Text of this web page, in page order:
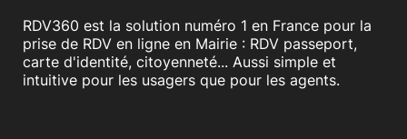
RDV360 est la solution numéro 1 en France pour la
prise de RDV en ligne en Mairie : RDV passeport,
carte d'identité, citoyenneté... Aussi simple et
intuitive pour les usagers que pour les agents.